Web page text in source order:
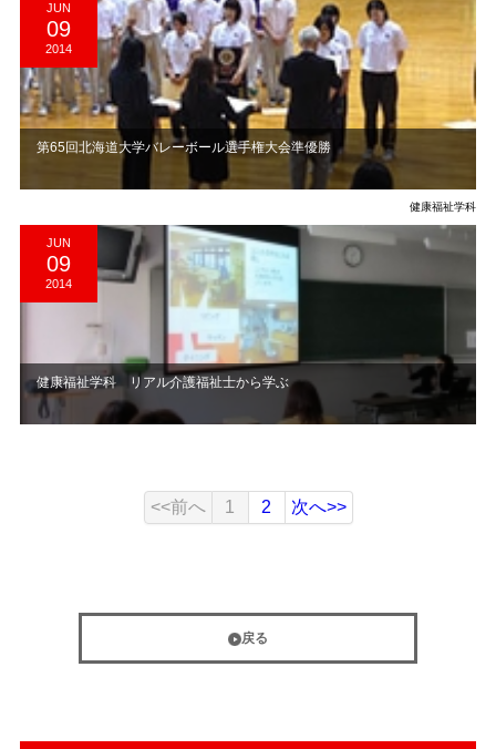
JUN
09
2014
第65回北海道大学バレーボール選手権大会準優勝
健康福祉学科
JUN
09
2014
健康福祉学科 リアル介護福祉士から学ぶ
<<前へ 1 2 次へ>>
戻る